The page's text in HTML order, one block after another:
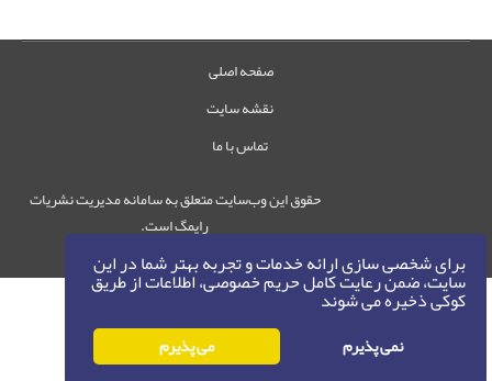
برای شخصی سازی ارائه خدمات و تجربه بهتر شما در این
سایت، ضمن رعایت کامل حریم خصوصی، اطلاعات از طریق
کوکی ذخیره می شوند
نمی پذیرم می پذیرم
صفحه اصلی
نقشه سایت
تماس با ما
حقوق این وب‌سایت متعلق به سامانه مدیریت نشریات
رایمگ است.